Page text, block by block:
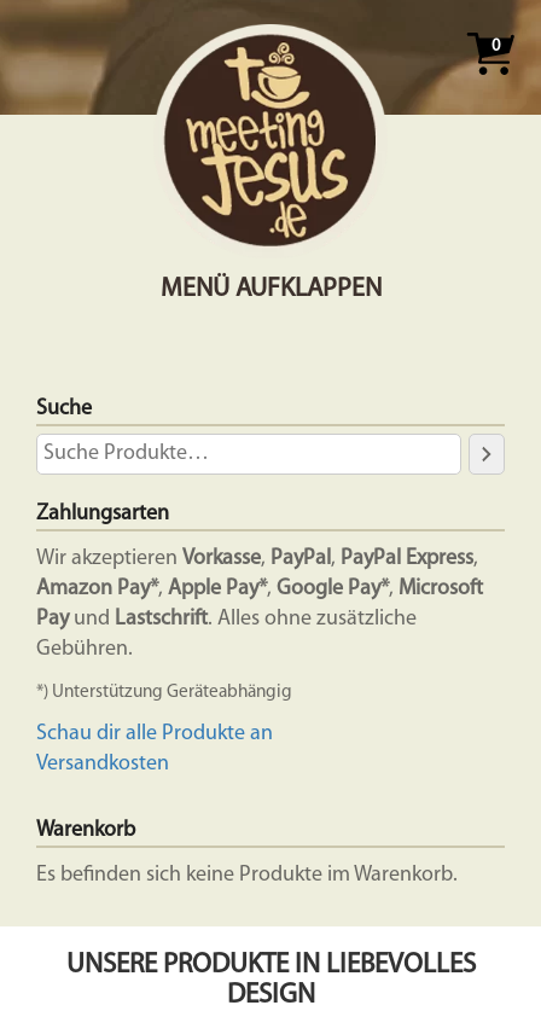
0
MENÜ AUFKLAPPEN
Suche
Zahlungsarten
Wir akzeptieren Vorkasse, PayPal, PayPal Express,
Amazon Pay*, Apple Pay*, Google Pay*, Microsoft
Payund Lastschrift. Alles ohne zusätzliche
Gebühren.
*) Unterstützung Geräteabhängig
Schau dir alle Produkte an
Versandkosten
Warenkorb
Es befinden sich keine Produkte im Warenkorb.
UNSERE PRODUKTE IN LIEBEVOLLES
DESIGN